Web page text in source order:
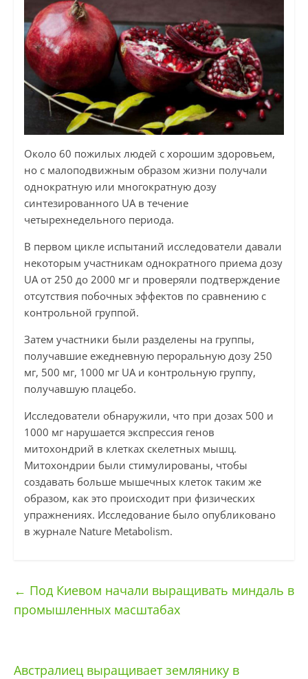
Около 60 пожилых людей с хорошим здоровьем,
но с малоподвижным образом жизни получали
однократную или многократную дозу
синтезированного UA в течение
четырехнедельного периода.
В первом цикле испытаний исследователи давали
некоторым участникам однократного приема дозу
UA от 250 до 2000 мг и проверяли подтверждение
отсутствия побочных эффектов по сравнению с
контрольной группой.
Затем участники были разделены на группы,
получавшие ежедневную пероральную дозу 250
мг, 500 мг, 1000 мг UA и контрольную группу,
получавшую плацебо.
Исследователи обнаружили, что при дозах 500 и
1000 мг нарушается экспрессия генов
митохондрий в клетках скелетных мышц.
Митохондрии были стимулированы, чтобы
создавать больше мышечных клеток таким же
образом, как это происходит при физических
упражнениях. Исследование было опубликовано
в журнале Nature Metabolism.
← Под Киевом начали выращивать миндаль в
промышленных масштабах
Австралиец выращивает землянику в